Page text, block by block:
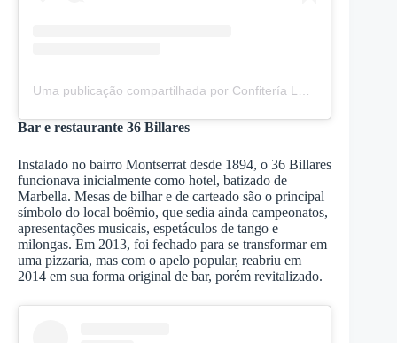
Uma publicação compartilhada por Confitería La Ideal (@confiterialaideal)
Bar e restaurante 36 Billares
Instalado no bairro Montserrat desde 1894, o 36 Billares
funcionava inicialmente como hotel, batizado de
Marbella. Mesas de bilhar e de carteado são o principal
símbolo do local boêmio, que sedia ainda campeonatos,
apresentações musicais, espetáculos de tango e
milongas. Em 2013, foi fechado para se transformar em
uma pizzaria, mas com o apelo popular, reabriu em
2014 em sua forma original de bar, porém revitalizado.